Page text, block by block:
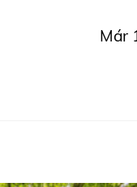
Már